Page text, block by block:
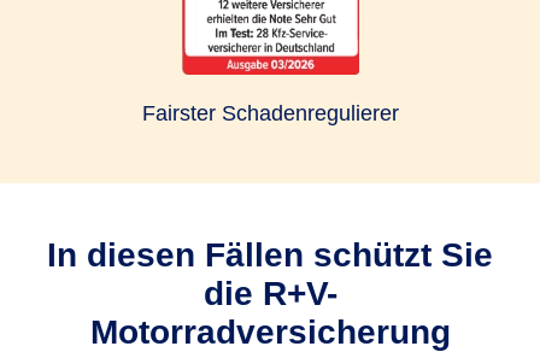
Fairster Schadenregulierer
In diesen Fällen schützt Sie
die R+V-
Motorradversicherung